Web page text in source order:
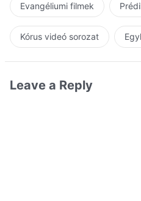
Evangéliumi filmek
Kórus videó sorozat
Leave a Reply